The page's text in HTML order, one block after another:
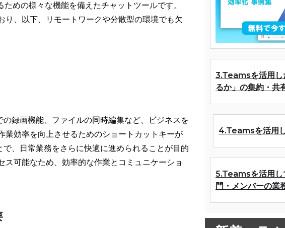
めの様々な機能を備えたチャットツールです。
、以下、リモートワークや分散型の環境でも欠
録画機能、ファイルの同時編集など、ビジネスを
効率を向上させるためのショートカットキーが
、日常業務をさらに快適に進められることが目的
可能なため、効率的な作業とコミュニケーショ
3.Teamsを活用し
るか」の集約・共
4.Teamsを活用
5.Teamsを活用し
門・メンバーの業